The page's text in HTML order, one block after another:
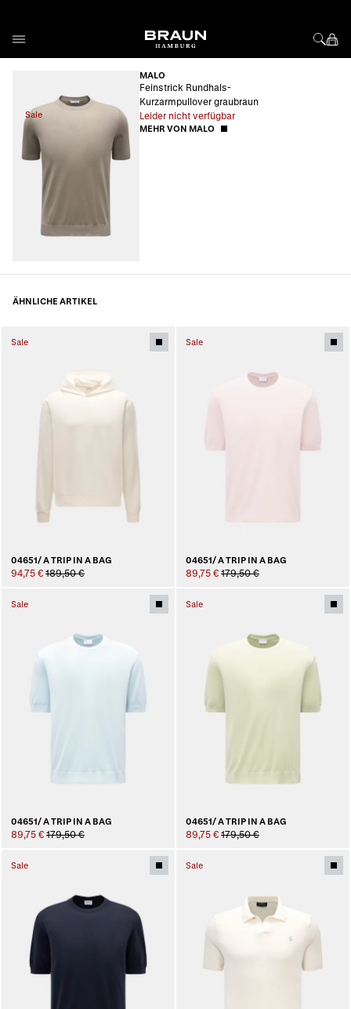
Sale
MALO
Feinstrick Rundhals-
Kurzarmpullover graubraun
Leider nicht verfügbar
MEHR VON MALO
ÄHNLICHE ARTIKEL
Sale
04651/ A TRIP IN A BAG
94,75 € 189,50 €
Sale
04651/ A TRIP IN A BAG
89,75 € 179,50 €
Sale
04651/ A TRIP IN A BAG
89,75 € 179,50 €
Sale
04651/ A TRIP IN A BAG
89,75 € 179,50 €
Sale Sale